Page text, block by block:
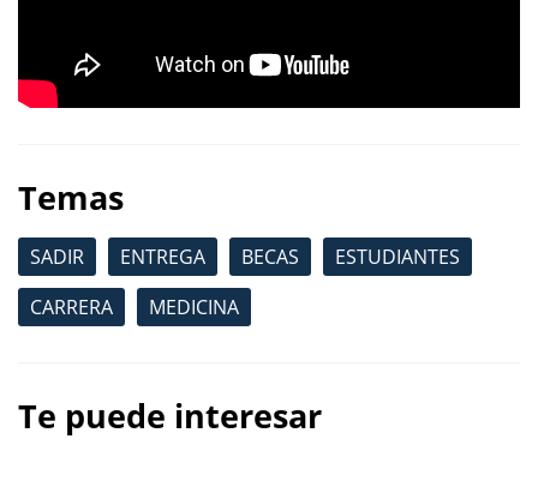
Temas
SADIR ENTREGA BECAS
ESTUDIANTES
CARRERA
MEDICINA
Te puede interesar